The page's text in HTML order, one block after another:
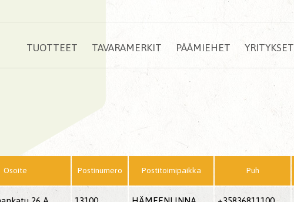
TUOTTEET TAVARAMERKIT PÄÄMIEHET YRITYKSET
Osoite Postinumero Postitoimipaikka Puh